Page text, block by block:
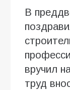
В
вручил
труд